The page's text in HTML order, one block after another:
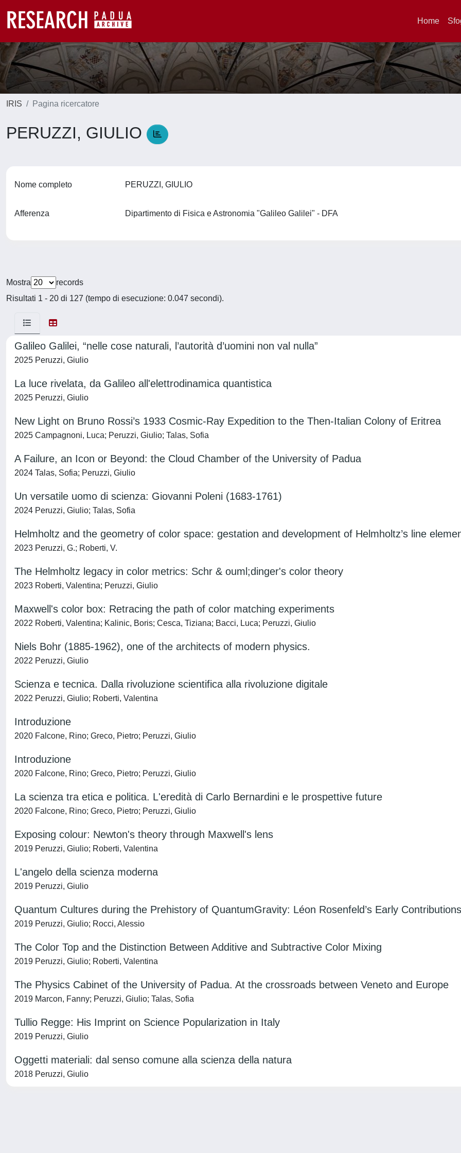
Home
IRIS Pagina ricercatore
PERUZZI, GIULIO
Nome completo PERUZZI, GIULIO
Afferenza Dipartimento di Fisica e Astronomia "Galileo Galilei" - DFA
Mostra
records
Risultati 1 - 20 di 127 (tempo di esecuzione: 0.047 secondi).
Galileo Galilei, “nelle cose naturali, l’autorità d’uomini non val nulla”
2025 Peruzzi, Giulio
La luce rivelata, da Galileo all'elettrodinamica quantistica
2025 Peruzzi, Giulio
New Light on Bruno Rossi’s 1933 Cosmic-Ray Expedition to the Then-Italian Colony of Eritrea
2025 Campagnoni, Luca; Peruzzi, Giulio; Talas, Sofia
A Failure, an Icon or Beyond: the Cloud Chamber of the University of Padua
2024 Talas, Sofia; Peruzzi, Giulio
Un versatile uomo di scienza: Giovanni Poleni (1683-1761)
2024 Peruzzi, Giulio; Talas, Sofia
Helmholtz and the geometry of color space: gestation and development of Helmholtz’s line
2023 Peruzzi, G.; Roberti, V.
The Helmholtz legacy in color metrics: Schr & ouml;dinger's color theory
2023 Roberti, Valentina; Peruzzi, Giulio
Maxwell's color box: Retracing the path of color matching experiments
2022 Roberti, Valentina; Kalinic, Boris; Cesca, Tiziana; Bacci, Luca; Peruzzi, Giulio
Niels Bohr (1885-1962), one of the architects of modern physics.
2022 Peruzzi, Giulio
Scienza e tecnica. Dalla rivoluzione scientifica alla rivoluzione digitale
2022 Peruzzi, Giulio; Roberti, Valentina
Introduzione
2020 Falcone, Rino; Greco, Pietro; Peruzzi, Giulio
Introduzione
2020 Falcone, Rino; Greco, Pietro; Peruzzi, Giulio
La scienza tra etica e politica. L'eredità di Carlo Bernardini e le prospettive future
2020 Falcone, Rino; Greco, Pietro; Peruzzi, Giulio
Exposing colour: Newton's theory through Maxwell's lens
2019 Peruzzi, Giulio; Roberti, Valentina
L'angelo della scienza moderna
2019 Peruzzi, Giulio
Quantum Cultures during the Prehistory of QuantumGravity: Léon Rosenfeld’s Early
2019 Peruzzi, Giulio; Rocci, Alessio
The Color Top and the Distinction Between Additive and Subtractive Color Mixing
2019 Peruzzi, Giulio; Roberti, Valentina
The Physics Cabinet of the University of Padua. At the crossroads between Veneto and Europe
2019 Marcon, Fanny; Peruzzi, Giulio; Talas, Sofia
Tullio Regge: His Imprint on Science Popularization in Italy
2019 Peruzzi, Giulio
Oggetti materiali: dal senso comune alla scienza della natura
2018 Peruzzi, Giulio